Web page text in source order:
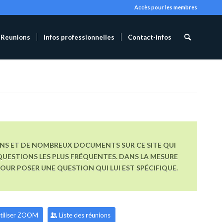
Accès pour les membres
Reunions Infos professionnelles Contact-infos
ET DE NOMBREUX DOCUMENTS SUR CE SITE QUI
LES PLUS FRÉQUENTES. DANS LA MESURE
POSER UNE QUESTION QUI LUI EST SPÉCIFIQUE.
ZOOM Liste des réunions